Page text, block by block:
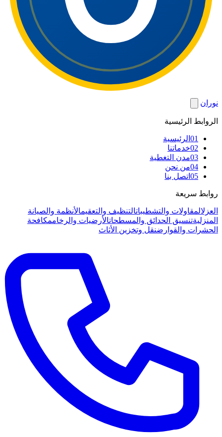
نوران
الروابط الرئيسية
01 الرئيسية
02خدماتنا
03مدن التغطية
04من نحن
05 اتصل بنا
روابط سريعة
العزلالمقاولات والتشطيباتالتنظيف والتعقيمالأنظمة والصيانة
المنزليةتنسيق الحدائق والمسطحاتالأرضيات والرخاممكافحة
الحشرات والقوارضنقل وتخزين الأثاث